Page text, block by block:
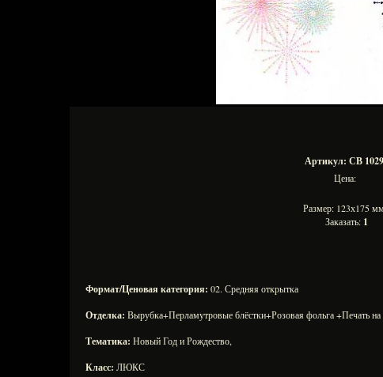
Артикул: СВ
Цена:
Размер: 123х175
Заказать: 1
Формат/Ценовая категория: 02. Средняя открытка
Отделка: Вырубка+Перламутровые блёстки+Розовая фольга +Печать на
Тематика: Новый Год и Рождество,
Класс: ЛЮКС